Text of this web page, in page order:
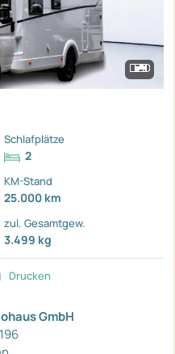
Schlafplätze
2
KM-Stand
25.000 km
zul. Gesamtgew.
3.499 kg
Drucken
GmbH